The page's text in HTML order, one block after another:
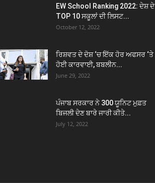
EW School Ranking 2022: ਦੇਸ਼ ਦੇ
TOP 10 ਸਕੂਲਾਂ ਦੀ ਲਿਸਟ...
October 12, 2022
ਰਿਸ਼ਵਤ ਦੇ ਦੋਸ਼ ‘ਚ ਇੱਕ ਹੋਰ ਅਫਸਰ ‘ਤੇ
ਹੋਈ ਕਾਰਵਾਈ, ਬਬਲੀਨ...
June 29, 2022
ਪੰਜਾਬ ਸਰਕਾਰ ਨੇ 300 ਯੂਨਿਟ ਮੁਫ਼ਤ
ਬਿਜਲੀ ਦੇਣ ਬਾਰੇ ਜਾਰੀ ਕੀਤੇ...
July 12, 2022